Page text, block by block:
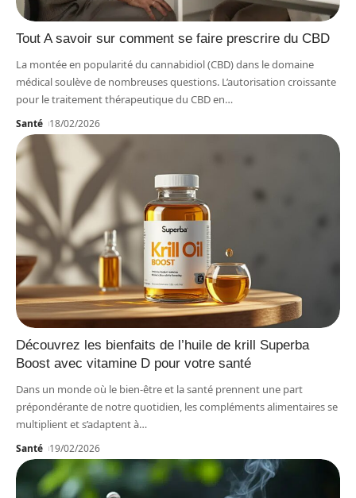
Tout A savoir sur comment se faire prescrire du CBD
La montée en popularité du cannabidiol (CBD) dans le domaine
médical soulève de nombreuses questions. L’autorisation croissante
pour le traitement thérapeutique du CBD en…
Santé 18/02/2026
Découvrez les bienfaits de l’huile de krill Superba
Boost avec vitamine D pour votre santé
Dans un monde où le bien-être et la santé prennent une part
prépondérante de notre quotidien, les compléments alimentaires se
multiplient et s’adaptent à…
Santé 19/02/2026